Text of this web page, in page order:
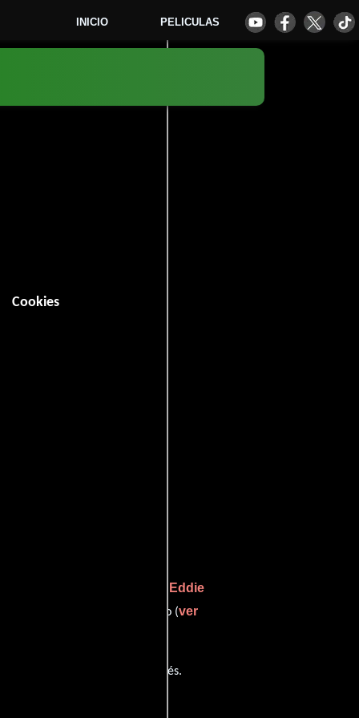
INICIO PELICULAS
Cookies
minutos).
Eddie
desempeñando el papel de auto (ver
diálogos originales en Inglés.